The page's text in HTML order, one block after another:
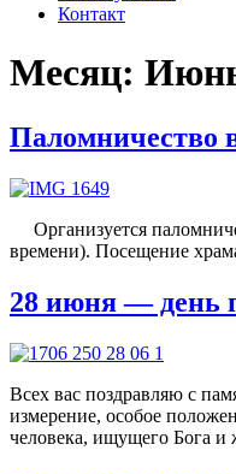
Контакт
Месяц:
Паломничество
Организуется
времени). Посещение
28 июня — день
Всех вас поздравляю с
измерение, особое
человека, ищущего Бога и